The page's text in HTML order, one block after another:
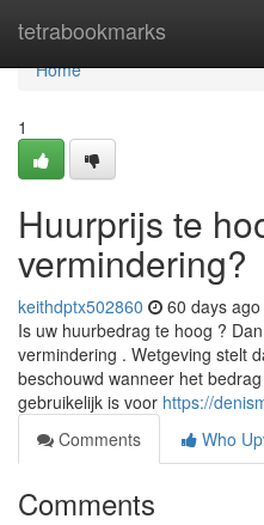
tetrabookmarks
Home
Home
1
Huurprijs te
vermindering?
keithdptx502860 60 days ago
Is uw huurbedrag te hoog ?
vermindering . Wetgeving stelt
beschouwd wanneer het
gebruikelijk is voor https://
Comments
Who
Comments